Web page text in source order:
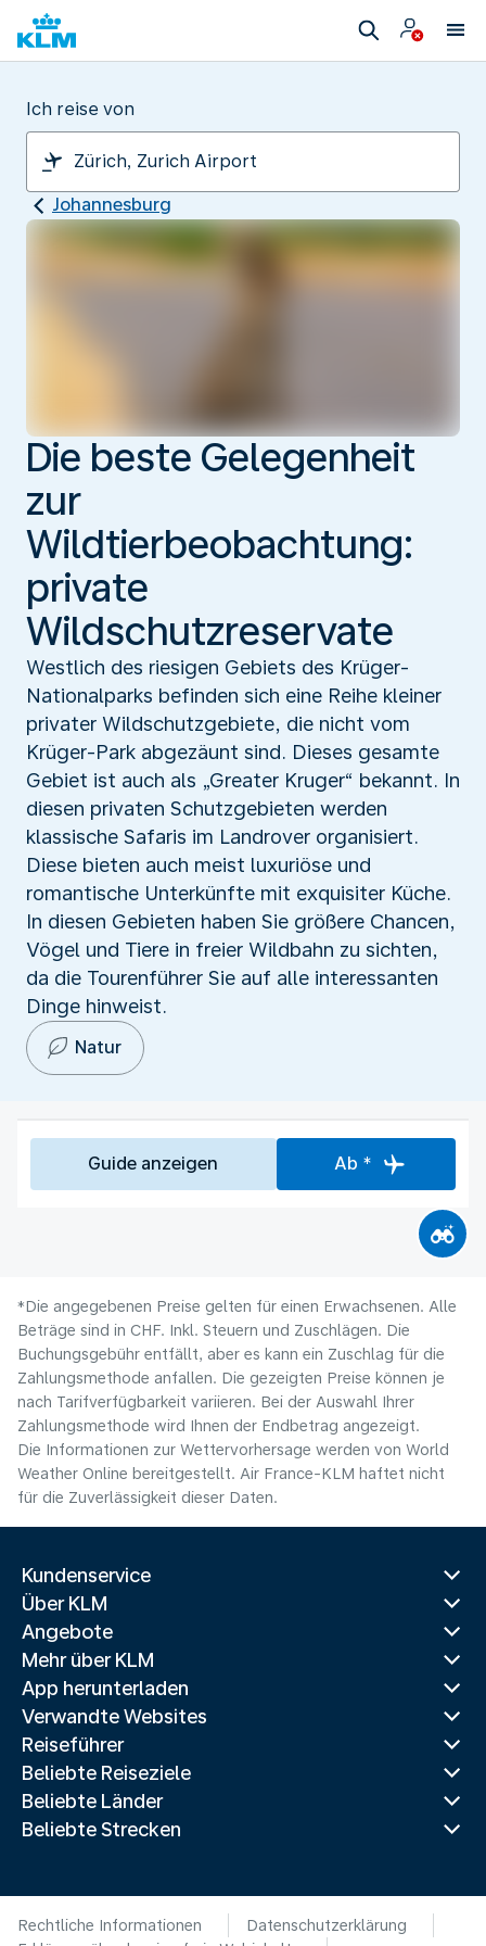
Ich reise von
Johannesburg
Die beste Gelegenheit
zur
Wildtierbeobachtung:
private
Wildschutzreservate
Westlich des riesigen Gebiets des Krüger-
Nationalparks befinden sich eine Reihe kleiner
privater Wildschutzgebiete, die nicht vom
Krüger-Park abgezäunt sind. Dieses gesamte
Gebiet ist auch als „Greater Kruger“ bekannt. In
diesen privaten Schutzgebieten werden
klassische Safaris im Landrover organisiert.
Diese bieten auch meist luxuriöse und
romantische Unterkünfte mit exquisiter Küche.
In diesen Gebieten haben Sie größere Chancen,
Vögel und Tiere in freier Wildbahn zu sichten,
da die Tourenführer Sie auf alle interessanten
Dinge hinweist.
Natur
Guide anzeigen Ab *
*Die angegebenen Preise gelten für einen Erwachsenen. Alle
Beträge sind in CHF. Inkl. Steuern und Zuschlägen. Die
Buchungsgebühr entfällt, aber es kann ein Zuschlag für die
Zahlungsmethode anfallen. Die gezeigten Preise können je
nach Tarifverfügbarkeit variieren. Bei der Auswahl Ihrer
Zahlungsmethode wird Ihnen der Endbetrag angezeigt.
Die Informationen zur Wettervorhersage werden von World
Weather Online bereitgestellt. Air France-KLM haftet nicht
für die Zuverlässigkeit dieser Daten.
Kundenservice
Über KLM
Angebote
Mehr über KLM
App herunterladen
Verwandte Websites
Reiseführer
Beliebte Reiseziele
Beliebte Länder
Beliebte Strecken
Rechtliche Informationen
Datenschutzerklärung